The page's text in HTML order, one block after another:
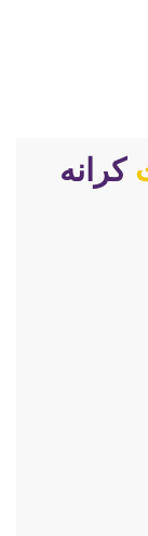
کرانه